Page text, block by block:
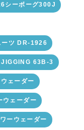
シーボーグ300J
ーツ DR-1926
63B-3
ェーダー
ェーダー
ーウェーダー